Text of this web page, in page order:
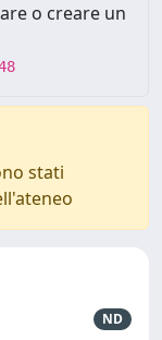
o creare un
stati
ND